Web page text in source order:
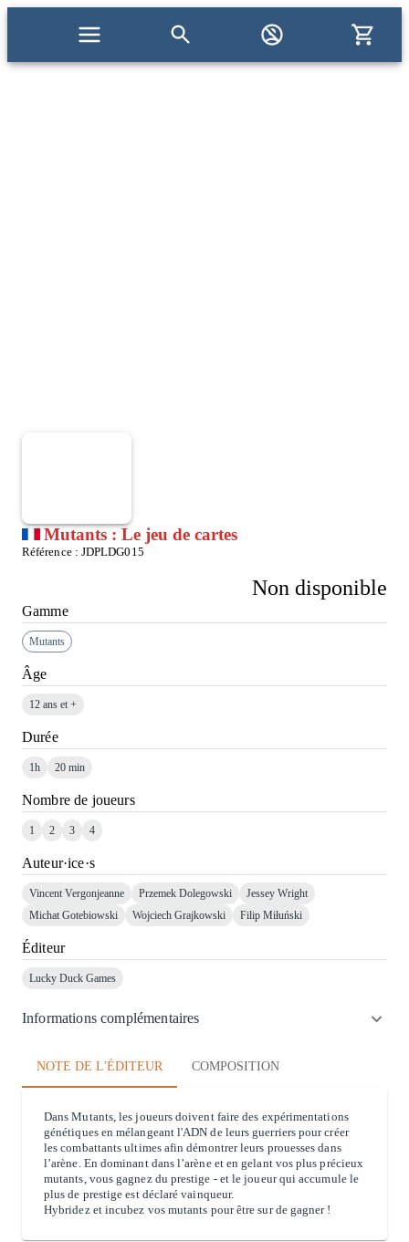
Mutants : Le jeu de cartes
Référence : JDPLDG015
Gamme
Mutants
Âge
12 ans et +
Durée
1h 20 min
Nombre de joueurs
1 2 3 4
Auteur·ice·s
Vincent Vergonjeanne Przemek Dolegowski
Jessey Wright
Michat Gotebiowski
Wojciech Grajkowski Filip Miłuński
Éditeur
Lucky Duck Games
Informations complémentaires
Non disponible
NOTE DE L'ÉDITEUR COMPOSITION
Dans Mutants, les joueurs doivent faire des expérimentations
génétiques en mélangeant l'ADN de leurs guerriers pour créer
les combattants ultimes afin démontrer leurs prouesses dans
l’arène. En dominant dans l’arène et en gelant vos plus précieux
mutants, vous gagnez du prestige - et le joueur qui accumule le
plus de prestige est déclaré vainqueur.
Hybridez et incubez vos mutants pour être sur de gagner !